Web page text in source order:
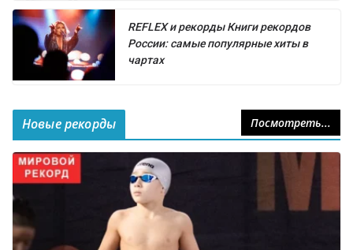
REFLEX и рекорды Книги рекордов
России: самые популярные хиты в
чартах
Новые рекорды Посмотреть...